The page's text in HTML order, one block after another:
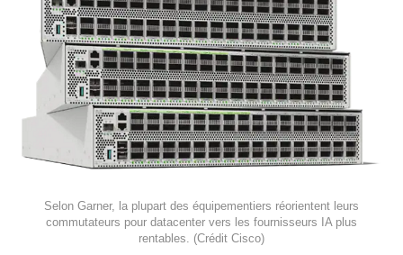
Selon Garner, la plupart des équipementiers réorientent leurs
commutateurs pour datacenter vers les fournisseurs IA plus
rentables. (Crédit Cisco)